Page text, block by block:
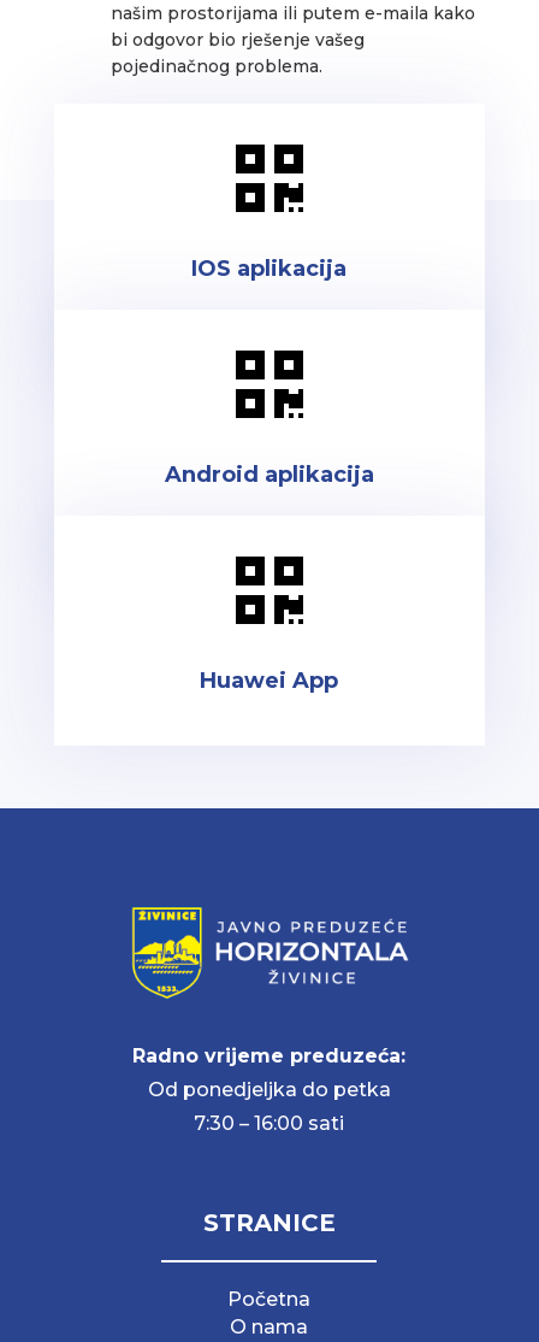
našim prostorijama ili putem e-maila kako
bi odgovor bio rješenje vašeg
pojedinačnog problema.

IOS aplikacija

Android aplikacija

Huawei App
Radno vrijeme preduzeća:
Od ponedjeljka do petka
7:30 – 16:00 sati
STRANICE
Početna
O nama